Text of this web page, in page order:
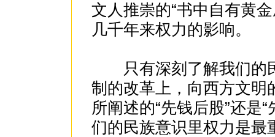
文人推崇的“书中自有黄
几千年来权力的影响。
只有深刻了解我们的
制的改革上，向西方文明
所阐述的“先钱后股”还是
们的民族意识里权力是最